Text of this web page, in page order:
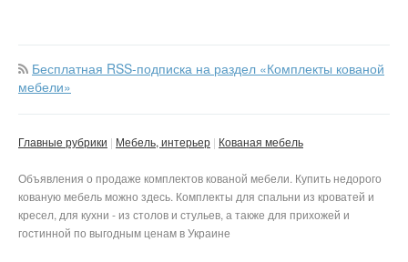
Бесплатная RSS-подписка на раздел «Комплекты кованой
мебели»
Главные рубрики Мебель, интерьер Кованая мебель
Объявления о продаже комплектов кованой мебели. Купить недорого
кованую мебель можно здесь. Комплекты для спальни из кроватей и
кресел, для кухни - из столов и стульев, а также для прихожей и
гостинной по выгодным ценам в Украине